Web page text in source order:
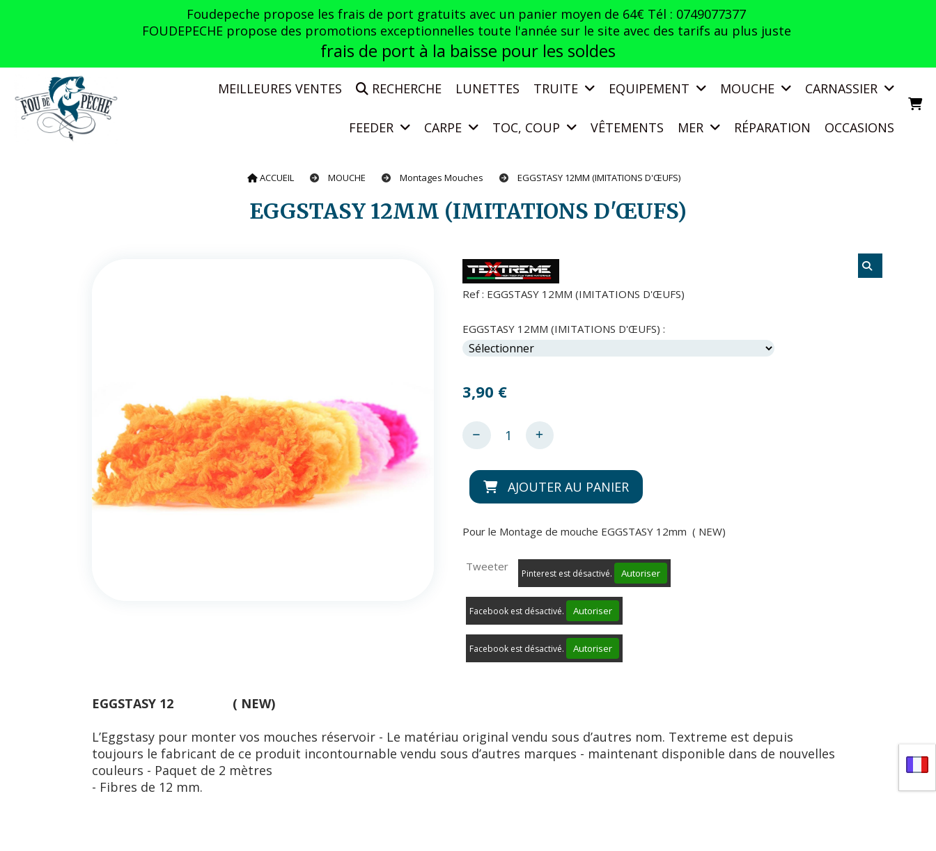
Foudepeche propose les frais de port gratuits avec un panier moyen de 64€ Tél : 0749077377
FOUDEPECHE propose des promotions exceptionnelles toute l'année sur le site avec des tarifs au plus juste
frais de port à la baisse pour les soldes
MEILLEURES VENTES RECHERCHE LUNETTES TRUITE EQUIPEMENT MOUCHE CARNASSIER
FEEDER CARPE TOC, COUP VÊTEMENTS MER RÉPARATION OCCASIONS
ACCUEIL MOUCHE Montages Mouches EGGSTASY 12MM (IMITATIONS D'ŒUFS)
EGGSTASY 12MM (IMITATIONS D'ŒUFS)
Ref : EGGSTASY 12MM (IMITATIONS D'ŒUFS)
EGGSTASY 12MM (IMITATIONS D'ŒUFS) :
3,90 €
AJOUTER AU PANIER
Pour le Montage de mouche EGGSTASY 12mm ( NEW)
Tweeter
Pinterest est désactivé. Autoriser
Facebook est désactivé. Autoriser
Facebook est désactivé. Autoriser
EGGSTASY 12 ( NEW)
L’Eggstasy pour monter vos mouches réservoir - Le matériau original vendu sous d’autres nom. Textreme est depuis
toujours le fabricant de ce produit incontournable vendu sous d’autres marques - maintenant disponible dans de nouvelles
couleurs - Paquet de 2 mètres
- Fibres de 12 mm.